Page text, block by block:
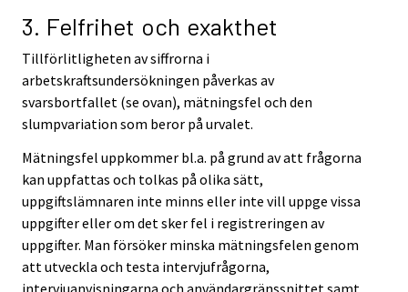
3. Felfrihet och exakthet
Tillförlitligheten av siffrorna i
arbetskraftsundersökningen påverkas av
svarsbortfallet (se ovan), mätningsfel och den
slumpvariation som beror på urvalet.
Mätningsfel uppkommer bl.a. på grund av att frågorna
kan uppfattas och tolkas på olika sätt,
uppgiftslämnaren inte minns eller inte vill uppge vissa
uppgifter eller om det sker fel i registreringen av
uppgifter. Man försöker minska mätningsfelen genom
att utveckla och testa intervjufrågorna,